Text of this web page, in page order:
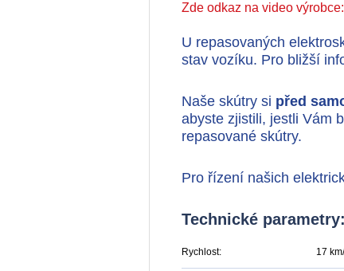
Zde odkaz na video výrobce:
U repasovaných
stav vozíku. Pro bližší
Naše skútry si před
abyste zjistili, jestli Vám
repasované skútry.
Pro řízení našich
Technické parametry:
Rychlost: 17